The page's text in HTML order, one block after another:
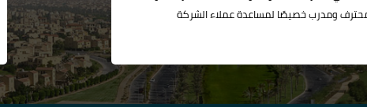
ومدرب خصيصًا لمساعدة عملاء الشركة